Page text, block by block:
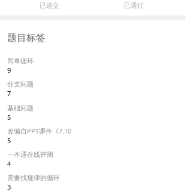
已递交 已通过
题目标签
简单循环
9
分支问题
7
基础问题
5
改编自PPT课件《7.10
5
一本通在线评测
4
需要找规律的循环
3